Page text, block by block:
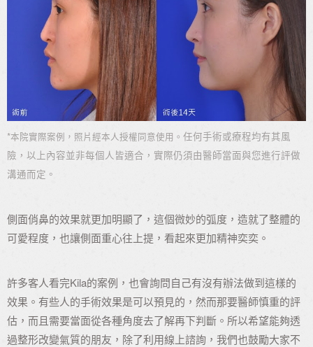
*本院實際案例，照片經本人授權同意使用。 任何手術或療程均有其風
險，以上內容並非每個人皆適合，實際仍須由醫師當面與您進行評做
溝通而定。
側面俏鼻的效果就更加明顯了，這個微妙的弧度，造就了整體的
可愛程度，也讓側面重心往上提，看起來更加精神奕奕。
許多客人看完Kila的案例，也會詢問自己有沒有辦法做到這樣的
效果。有些人的手術效果是可以預見的，然而那要醫師慎重的評
估，而且需要當面從各種角度去了解再下判斷。所以希望能夠透
過整形改變氣質的朋友，除了利用線上諮詢，我們也鼓勵大家不